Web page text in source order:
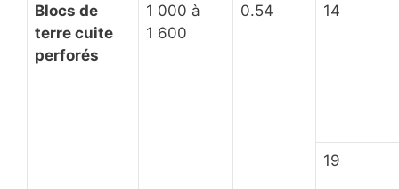
Blocs de
terre cuite
perforés
1 000 à
1 600
0.54 14
19